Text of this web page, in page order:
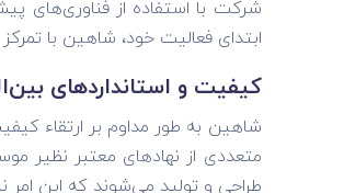
شرکت با استفاده از فناوری‌های
ابتدای فعالیت خود، شاهین با
کیفیت و استانداردهای
متعددی از نهادهای معتبر نظیر
طراحی و تولید می‌شوند که این